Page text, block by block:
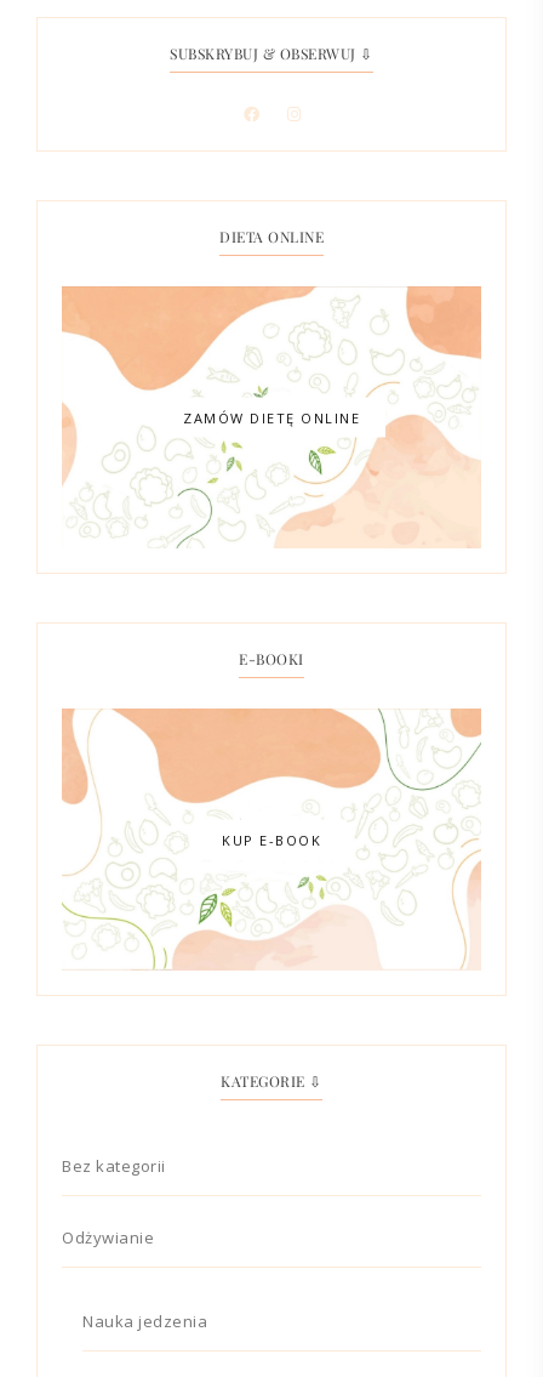
SUBSKRYBUJ & OBSERWUJ ⇩
DIETA ONLINE
ZAMÓW DIETĘ ONLINE
E-BOOKI
KUP E-BOOK
KATEGORIE ⇩
Bez kategorii
Odżywianie
Nauka jedzenia